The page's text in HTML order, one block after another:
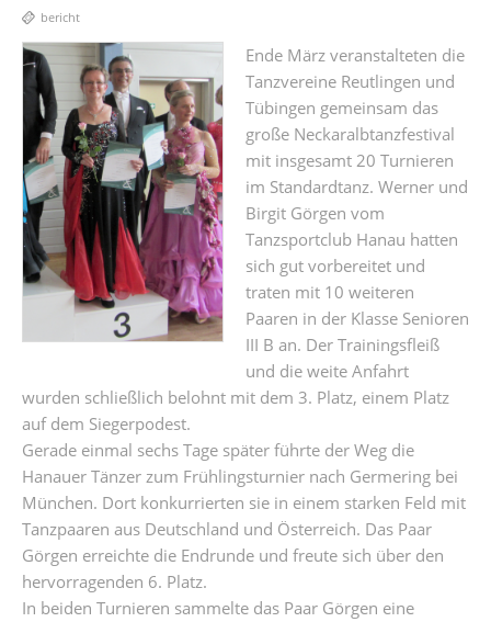
bericht
Ende März veranstalteten die
Tanzvereine Reutlingen und
Tübingen gemeinsam das
große Neckaralbtanzfestival
mit insgesamt 20 Turnieren
im Standardtanz. Werner und
Birgit Görgen vom
Tanzsportclub Hanau hatten
sich gut vorbereitet und
traten mit 10 weiteren
Paaren in der Klasse Senioren
III B an. Der Trainingsfleiß
und die weite Anfahrt
wurden schließlich belohnt mit dem 3. Platz, einem Platz
auf dem Siegerpodest.
Gerade einmal sechs Tage später führte der Weg die
Hanauer Tänzer zum Frühlingsturnier nach Germering bei
München. Dort konkurrierten sie in einem starken Feld mit
Tanzpaaren aus Deutschland und Österreich. Das Paar
Görgen erreichte die Endrunde und freute sich über den
hervorragenden 6. Platz.
In beiden Turnieren sammelte das Paar Görgen eine